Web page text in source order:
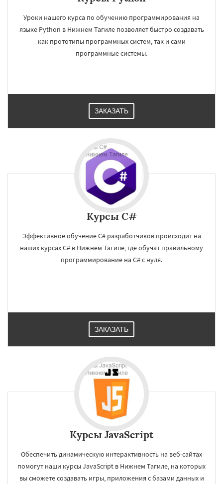
Уроки нашего курса по обучению программирования на
языке Python в Нижнем Тагиле позволяет быстро создавать
как прототипы программных систем, так и сами
программные системы.
ЗАКАЗАТЬ
Курсы C#
Эффективное обучение C# разработчиков происходит на
наших курсах C# в Нижнем Тагиле, где обучат правильному
программирование на C# с нуля.
ЗАКАЗАТЬ
Курсы JavaScript
Обеспечить динамическую интерактивность на веб-сайтах
помогут наши курсы JavaScript в Нижнем Тагиле, на которых
вы сможете создавать игры, приложения с базами данных и